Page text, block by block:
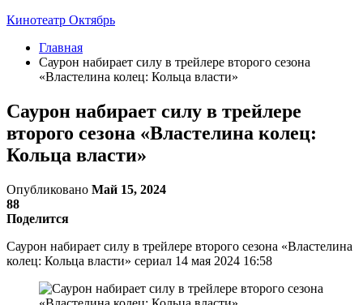
Кинотеатр Октябрь
Главная
Саурон набирает силу в трейлере второго сезона
«Властелина колец: Кольца власти»
Саурон набирает силу в трейлере
второго сезона «Властелина колец:
Кольца власти»
Опубликовано Май 15, 2024
88
Поделится
Саурон набирает силу в трейлере второго сезона «Властелина
колец: Кольца власти» сериал 14 мая 2024 16:58